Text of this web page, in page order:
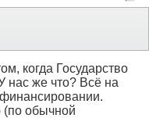
когда Государство
нас же что? Всё на
(по обычной